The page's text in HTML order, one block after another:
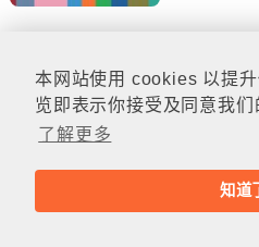
本网站使用 cookies 以提
览即表示你接受及同意我
了解更多
知道
©